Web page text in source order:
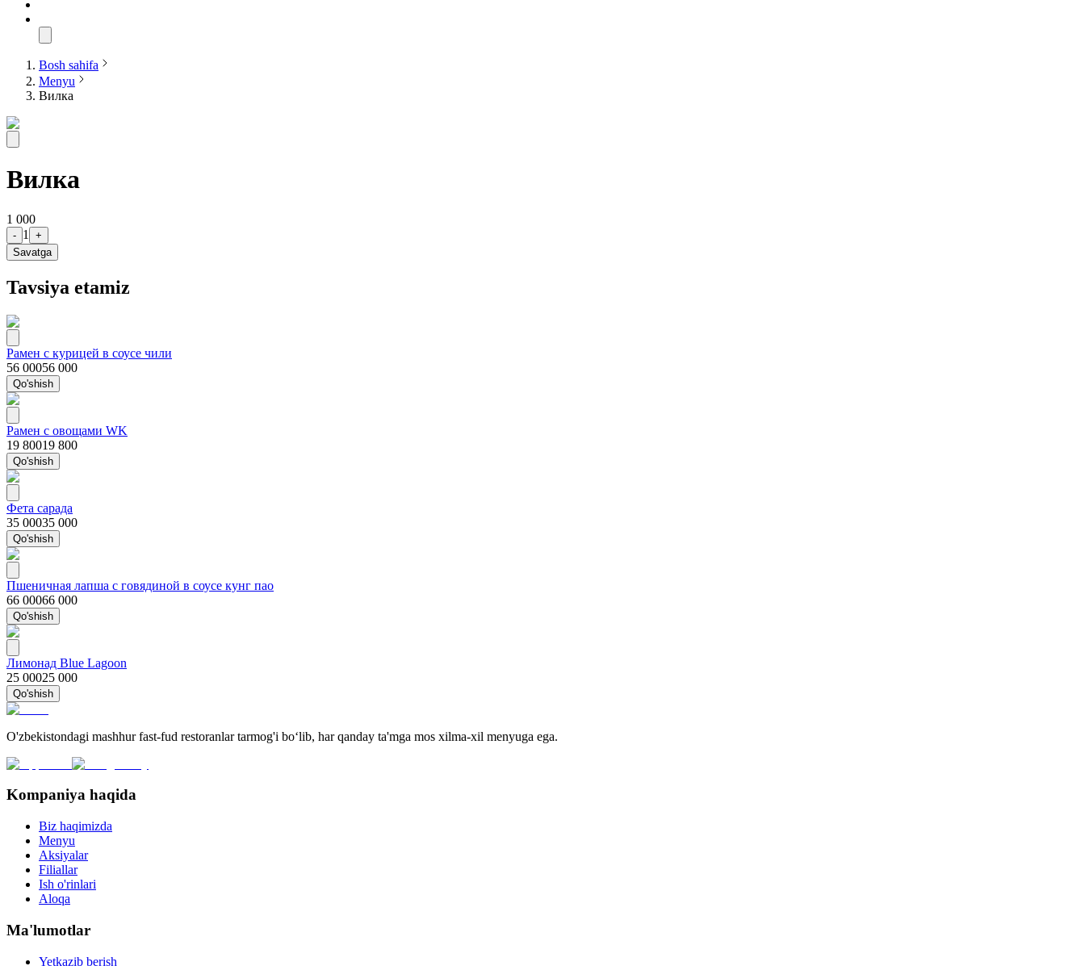
Bosh sahifa
Menyu
Вилка
Вилка
1 000
- 1
+
Savatga
Tavsiya etamiz
Рамен с курицей в соусе чили
56 00056 000
Qo'shish
Рамен с овощами WK
19 80019 800
Qo'shish
Фета сарада
35 00035 000
Qo'shish
Пшеничная лапша с говядиной в соусе кунг пао
66 00066 000
Qo'shish
Лимонад Blue Lagoon
25 00025 000
Qo'shish
O'zbekistondagi mashhur fast-fud restoranlar tarmog'i bo‘lib, har qanday ta'mga mos xilma-xil menyuga ega.
Kompaniya haqida
Biz haqimizda
Menyu
Aksiyalar
Filiallar
Ish o'rinlari
Aloqa
Ma'lumotlar
Yetkazib berish